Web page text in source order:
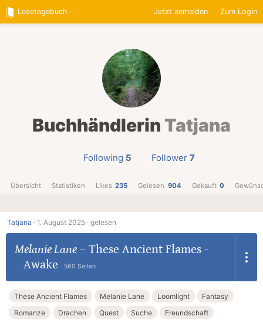
Lesetagebuch Jetzt anmelden Zum Login
Buchhändlerin Tatjana
Following 5 Follower 7
Übersicht Statistiken Likes 235 Gelesen 904 Gekauft 0
Tatjana · 1. August 2025 · gelesen
Melanie Lane– These Ancient Flames -
Awake
560 Seiten
These Ancient Flames Melanie Lane Loomlight
Fantasy
Romanze
Drachen Quest Suche Freundschaft